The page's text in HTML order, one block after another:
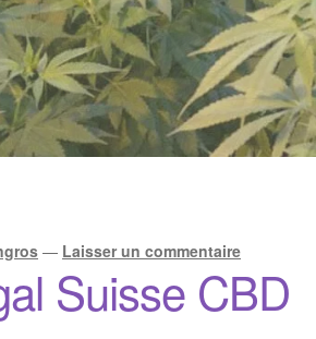
— Laisser un commentaire
Suisse CBD